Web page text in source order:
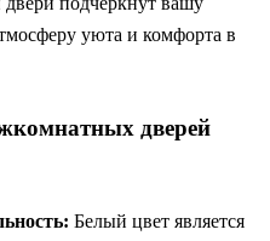
уюта и комфорта в
дверей
Белый цвет является